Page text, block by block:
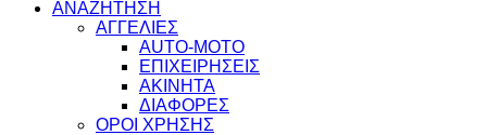
ΑΝΑΖΗΤΗΣΗ
ΑΓΓΕΛΙΕΣ
AUTO-MOTO
ΕΠΙΧΕΙΡΗΣΕΙΣ
ΑΚΙΝΗΤΑ
ΔΙΑΦΟΡΕΣ
ΟΡΟΙ ΧΡΗΣΗΣ